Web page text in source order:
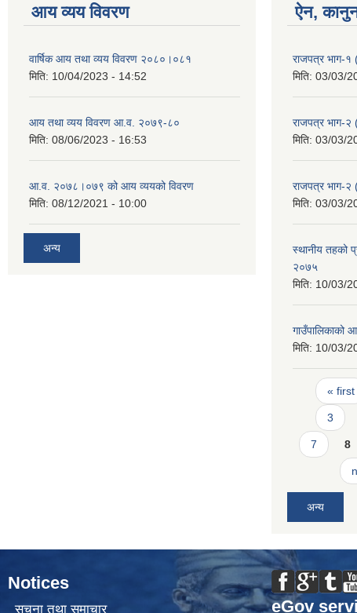
आय व्यय विवरण
वार्षिक आय तथा व्यय विवरण २०८०।०८१
मिति: 10/04/2023 - 14:52
आय तथा व्यय विवरण आ.व. २०७९-८०
मिति: 08/06/2023 - 16:53
आ.व. २०७८।०७९ को आय व्ययको विवरण
मिति: 08/12/2021 - 10:00
अन्य
ऐन, कानुन
राजपत्र भाग-
मिति: 03/03/
राजपत्र भाग-
मिति: 03/03/
राजपत्र भाग-
मिति: 03/03/
स्थानीय तहको
२०७५
मिति: 10/03/
गाउँपालिकाको
मिति: 10/03/
Pages
« first
3
7 8
अन्य
Notices
सूचना तथा समाचार eGov